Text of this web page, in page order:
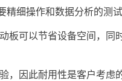
细操作和数据分析的测试
可以节省设备空间，同
因此耐用性是客户考虑的